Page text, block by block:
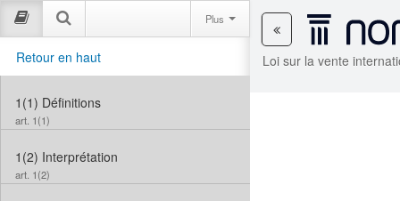
Loi sur la vente
Plus
Retour en haut
1(1) Définitions
art. 1(1)
1(2) Interprétation
art. 1(2)